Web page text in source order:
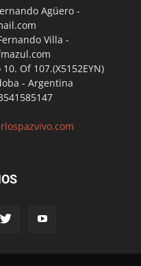
Agüero -
Villa -
Of 107.(X5152EYN)
- Argentina